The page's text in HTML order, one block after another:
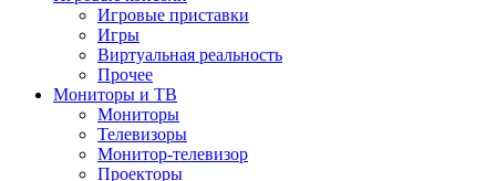
Игровые приставки
Игры
Виртуальная реальность
Прочее
Мониторы и ТВ
Мониторы
Телевизоры
Монитор-телевизор
Проекторы